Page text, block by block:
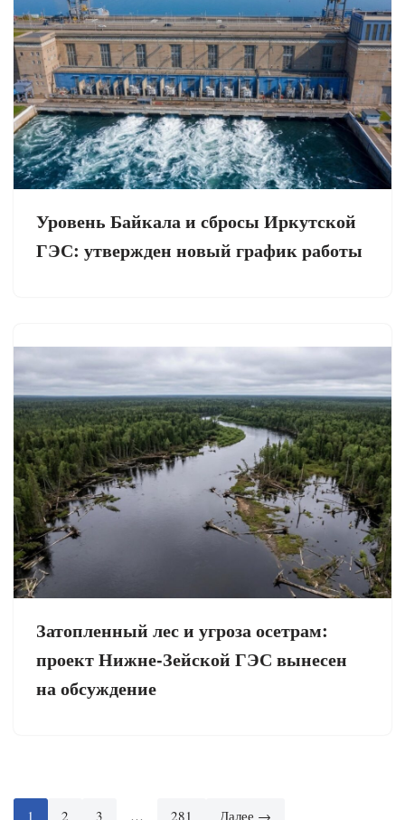
Уровень Байкала и сбросы Иркутской
ГЭС: утвержден новый график работы
Затопленный лес и угроза осетрам:
проект Нижне-Зейской ГЭС вынесен
на обсуждение
1 2 3 … 281 Далее →